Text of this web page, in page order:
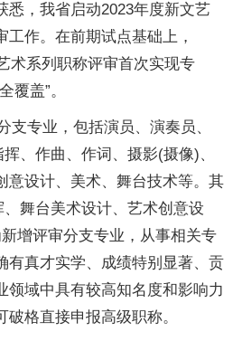
悉，我省启动2023年度新文艺
作。在前期试点基础上，
术系列职称评审首次实现专
覆盖”。
支专业，包括演员、演奏员、
、作曲、作词、摄影(摄像)、
意设计、美术、舞台技术等。其
舞台美术设计、艺术创意设
增评审分支专业，从事相关专
有真才实学、成绩特别显著、贡
领域中具有较高知名度和影响力
格直接申报高级职称。